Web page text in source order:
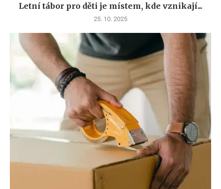
Letní tábor pro děti je místem, kde vznikají...
25. 10. 2025